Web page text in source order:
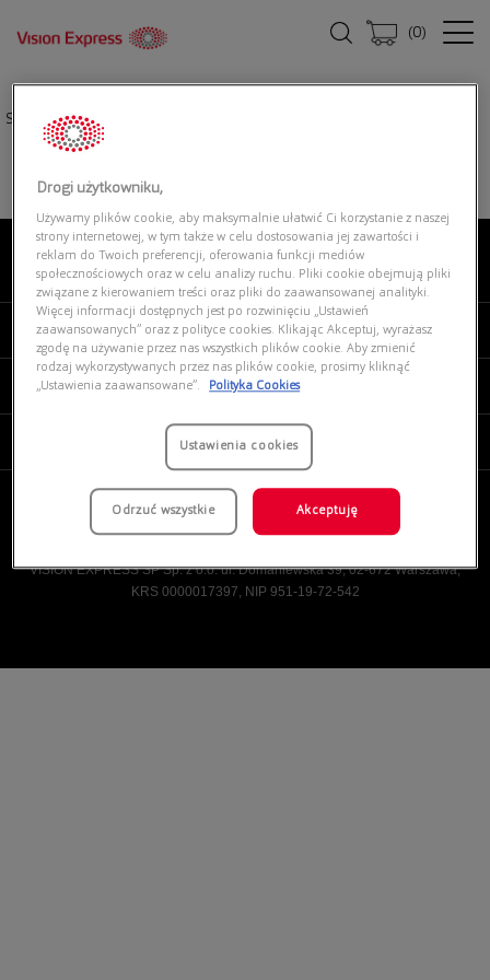
(0)
Strona główna|
O NAS
MOJE VISION EXPRESS
PRODUKTY I USŁUGI
VISION EXPRESS SP Sp. z o.o. ul. Domaniewska 39, 02-672 Warszawa,
KRS 0000017397, NIP 951-19-72-542
Drogi użytkowniku,
Używamy plików cookie, aby maksymalnie ułatwić Ci korzystanie z naszej
strony internetowej, w tym także w celu dostosowania jej zawartości i
reklam do Twoich preferencji, oferowania funkcji mediów
społecznościowych oraz w celu analizy ruchu. Pliki cookie obejmują pliki
związane z kierowaniem treści oraz pliki do zaawansowanej analityki.
Więcej informacji dostępnych jest po rozwinięciu „Ustawień
zaawansowanych” oraz z polityce cookies. Klikając Akceptuj, wyrażasz
zgodę na używanie przez nas wszystkich plików cookie. Aby zmienić
rodzaj wykorzystywanych przez nas plików cookie, prosimy kliknąć
„Ustawienia zaawansowane”.
Polityka Cookies
Ustawienia cookies
Odrzuć wszystkie Akceptuję